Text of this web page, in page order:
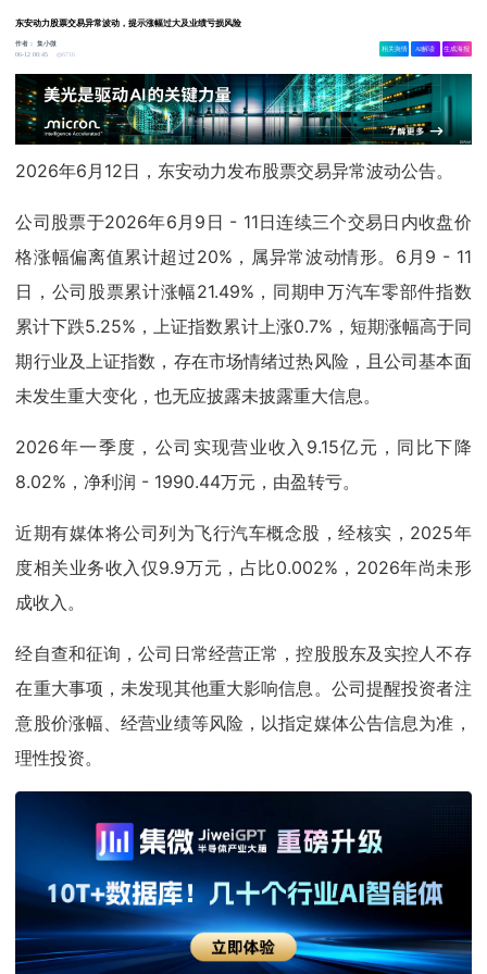
东安动力股票交易异常波动，提示涨幅过大及业绩亏损风险
作者：集小微
06-12 00:45
6716
相关舆情 AI解读 生成海报
2026年6月12日，东安动力发布股票交易异常波动公告。
公司股票于2026年6月9日 - 11日连续三个交易日内收盘价
格涨幅偏离值累计超过20%，属异常波动情形。6月9 - 11
日，公司股票累计涨幅21.49%，同期申万汽车零部件指数
累计下跌5.25%，上证指数累计上涨0.7%，短期涨幅高于同
期行业及上证指数，存在市场情绪过热风险，且公司基本面
未发生重大变化，也无应披露未披露重大信息。
2026年一季度，公司实现营业收入9.15亿元，同比下降
8.02%，净利润 - 1990.44万元，由盈转亏。
近期有媒体将公司列为飞行汽车概念股，经核实，2025年
度相关业务收入仅9.9万元，占比0.002%，2026年尚未形
成收入。
经自查和征询，公司日常经营正常，控股股东及实控人不存
在重大事项，未发现其他重大影响信息。公司提醒投资者注
意股价涨幅、经营业绩等风险，以指定媒体公告信息为准，
理性投资。